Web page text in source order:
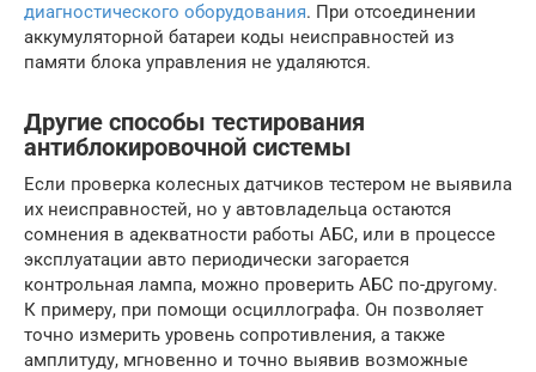
диагностического оборудования. При отсоединении
аккумуляторной батареи коды неисправностей из
памяти блока управления не удаляются.
Другие способы тестирования
антиблокировочной системы
Если проверка колесных датчиков тестером не выявила
их неисправностей, но у автовладельца остаются
сомнения в адекватности работы АБС, или в процессе
эксплуатации авто периодически загорается
контрольная лампа, можно проверить АБС по-другому.
К примеру, при помощи осциллографа. Он позволяет
точно измерить уровень сопротивления, а также
амплитуду, мгновенно и точно выявив возможные